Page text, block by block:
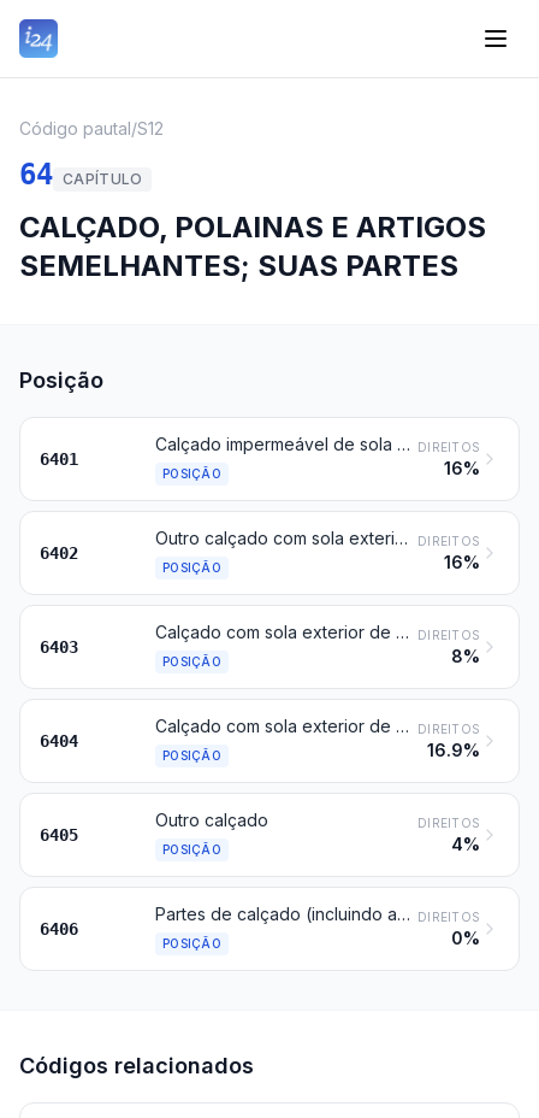
Código pautal/S12
64 CAPÍTULO
CALÇADO, POLAINAS E ARTIGOS
SEMELHANTES; SUAS PARTES
Posição
6401
Calçado impermeável de sola exterior e parte superior de borracha ou plástico, em que a parte superior não tenha sido reunida à sola exterior por costura ou por meio de rebites, pregos, parafusos, espigões ou dispositivos semelhantes, nem formada por diferentes partes reunidas pelos mesmos processos
POSIÇÃO
DIREITOS
16%
6402
Outro calçado com sola exterior e parte superior de borracha ou plástico
POSIÇÃO
DIREITOS
16%
6403
Calçado com sola exterior de borracha, plástico, couro natural ou reconstituído e parte superior de couro natural
POSIÇÃO
DIREITOS
8%
6404
Calçado com sola exterior de borracha, plástico, couro natural ou reconstituído e parte superior de matérias têxteis
POSIÇÃO
DIREITOS
16.9%
6405
Outro calçado
POSIÇÃO
DIREITOS
4%
6406
Partes de calçado (incluindo as partes superiores, mesmo fixadas a solas que não sejam as solas exteriores); palmilhas, reforços interiores e artigos semelhantes, amovíveis; polainas, perneiras e artigos semelhantes, e suas partes
POSIÇÃO
DIREITOS
0%
Códigos relacionados